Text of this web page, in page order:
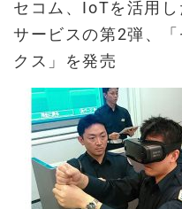
セコム、IoTを活用し
サービスの第2弾、
クス」を発売